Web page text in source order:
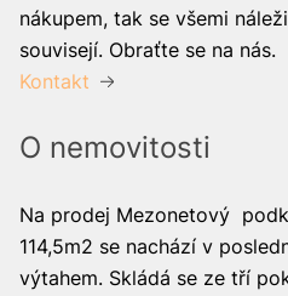
O nemovitosti
Na prodej Mezonetový
114,5m2 se nachází v
výtahem. Skládá se ze tří
nákupem, tak se všemi
souvisejí. Obraťte se na nás.
Kontakt